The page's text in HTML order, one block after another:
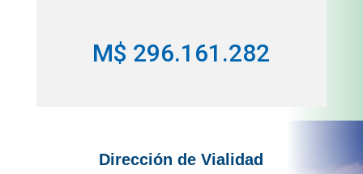
M$ 296.161.282
Dirección de Vialidad